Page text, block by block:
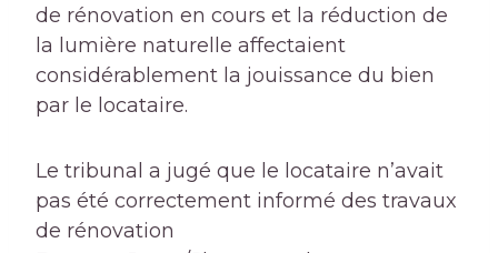
de rénovation en cours et la réduction de
la lumière naturelle affectaient
considérablement la jouissance du bien
par le locataire.
Le tribunal a jugé que le locataire n’avait
pas été correctement informé des travaux
de rénovation